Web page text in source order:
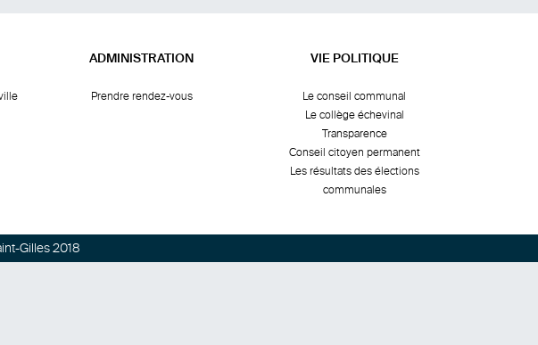
ADMINISTRATION
Prendre rendez-vous
VIE POLITIQUE
Le conseil communal
Le collège échevinal
Transparence
Conseil citoyen permanent
Les résultats des élections
communales
Gilles 2018